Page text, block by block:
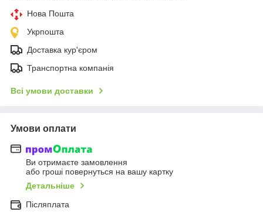
Нова Пошта
Укрпошта
Доставка кур'єром
Транспортна компанія
Всі умови доставки
Умови оплати
Ви отримаєте замовлення
або гроші повернуться на вашу картку
Детальніше
Післяплата